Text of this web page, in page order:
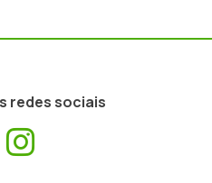
redes sociais
Facebook